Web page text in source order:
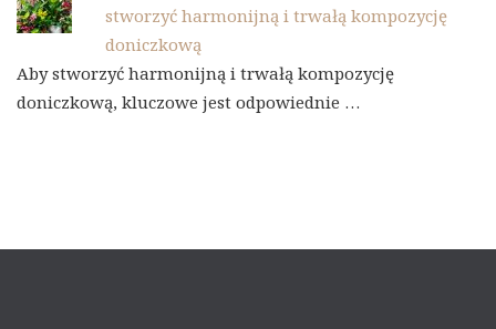
stworzyć harmonijną i trwałą kompozycję
doniczkową
Aby stworzyć harmonijną i trwałą kompozycję
doniczkową, kluczowe jest odpowiednie …